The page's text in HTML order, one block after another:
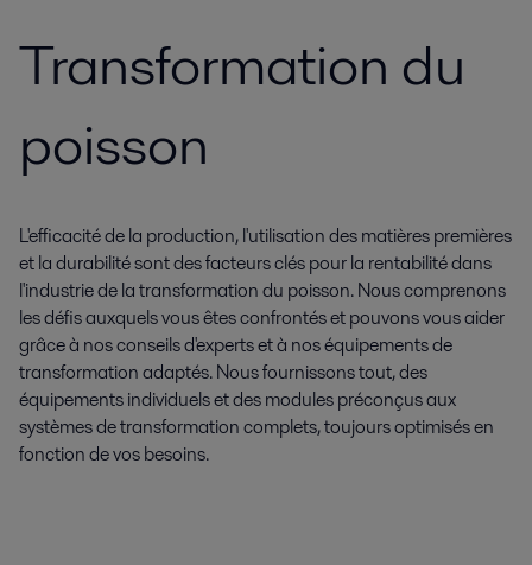
Transformation du
poisson
L'efficacité de la production, l'utilisation des matières premières
et la durabilité sont des facteurs clés pour la rentabilité dans
l'industrie de la transformation du poisson. Nous comprenons
les défis auxquels vous êtes confrontés et pouvons vous aider
grâce à nos conseils d'experts et à nos équipements de
transformation adaptés. Nous fournissons tout, des
équipements individuels et des modules préconçus aux
systèmes de transformation complets, toujours optimisés en
fonction de vos besoins.